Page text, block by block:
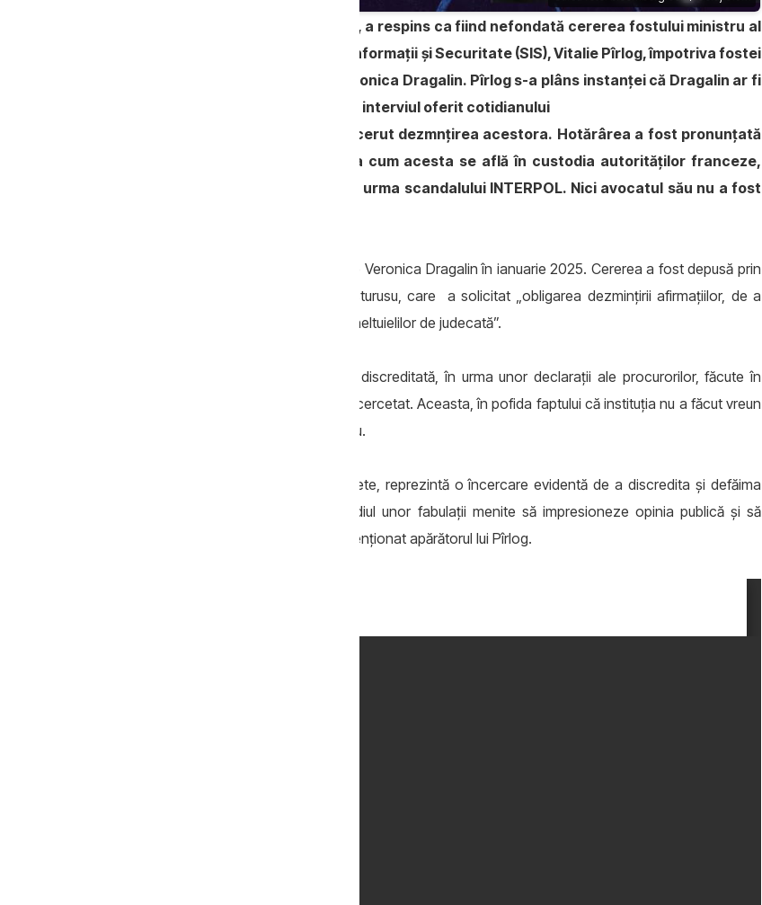
Judecătoria Chișinău, sediul Centru, a respins ca fiind nefondată cererea fostului ministru al
Justiției și ex-șefului Serviciului de Informații și Securitate (SIS), Vitalie Pîrlog, împotriva fostei
șefe a Procuraturii Anticorupțe, Veronica Dragalin. Pîrlog s-a plâns instanței că Dragalin ar fi
operat cu informații defăimătoare în interviul oferit cotidianului
american The New York Times și a cerut dezmnțirea acestora. Hotărârea a fost pronunțată
miercuri, în lipsa reclamantului, așa cum acesta se află în custodia autorităților franceze,
după ce a fost reținut și extrădat în urma scandalului INTERPOL. Nici avocatul său nu a fost
Vitalie Pîrlog a acționat-o în judecată pe Veronica Dragalin în ianuarie 2025. Cererea a fost depusă prin
intermediul avocatului său, Nicolae Posturusu, care a solicitat „obligarea dezmințirii afirmațiilor, de a
aduce scuze publice și compensarea cheltuielilor de judecată”.
Pîrlog spune că imaginea sa ar fi fost discreditată, în urma unor declarații ale procurorilor, făcute în
dosarul INTERPOL în cadrul căruia este cercetat. Aceasta, în pofida faptului că instituția nu a făcut vreun
anunț public, cu pronunțarea numelui său.
„Aceste acțiuni, lipsite de probe concrete, reprezintă o încercare evidentă de a discredita și defăima
imaginea lui Vitalie Pîrlog, prin intermediul unor fabulații menite să impresioneze opinia publică și să
influențeze instanțele de judecată”, a menționat apărătorul lui Pîrlog.